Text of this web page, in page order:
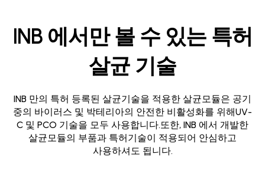
INB 에서만 볼 수 있는 특허
살균 기술
INB 만의 특허 등록된 살균기술을 적용한 살균모듈은 공기
중의 바이러스 및 박테리아의 안전한 비활성화를 위해UV-
C 및 PCO 기술을 모두 사용합니다.또한, INB 에서 개발한
살균모듈의 부품과 특허기술이 적용되어 안심하고
사용하셔도 됩니다.